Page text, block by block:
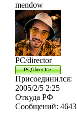
mendow
PC/director
Присоединился:
2005/2/5 2:25
Откуда РФ
Сообщений: 4643